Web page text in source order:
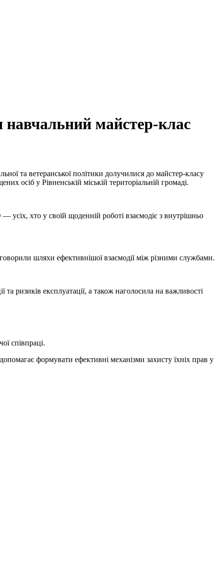
навчальний майстер-клас
та ветеранської політики долучилися до майстер-класу
осіб у Рівненській міській територіальній громаді.
усіх, хто у своїй щоденній роботі взаємодіє з внутрішньо
шляхи ефективнішої взаємодії між різними службами.
ризиків експлуатації, а також наголосила на важливості
співпраці.
формувати ефективні механізми захисту їхніх прав у